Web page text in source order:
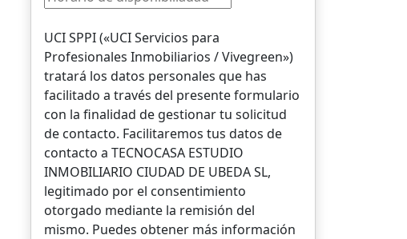
UCI SPPI («UCI Servicios para
Profesionales Inmobiliarios / Vivegreen»)
tratará los datos personales que has
facilitado a través del presente formulario
con la finalidad de gestionar tu solicitud
de contacto. Facilitaremos tus datos de
contacto a TECNOCASA ESTUDIO
INMOBILIARIO CIUDAD DE UBEDA SL,
legitimado por el consentimiento
otorgado mediante la remisión del
mismo. Puedes obtener más información